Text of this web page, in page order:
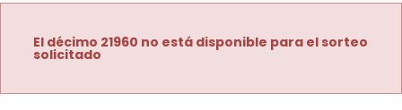
El décimo 21960 no está disponible para el sorteo
solicitado